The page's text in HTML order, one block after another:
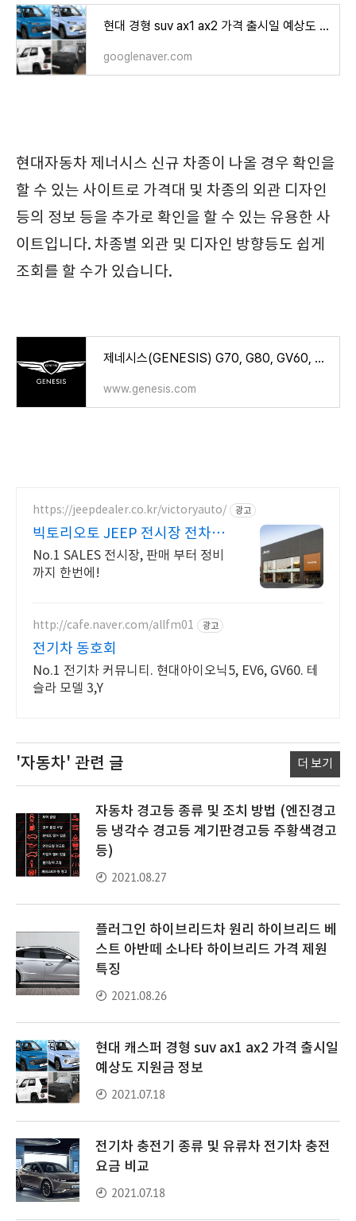
현대 경형 suv ax1 ax2 가격 출시일 예상도 지원금 정보
googlenaver.com
현대자동차 제너시스 신규 차종이 나올 경우 확인을
할 수 있는 사이트로 가격대 및 차종의 외관 디자인
등의 정보 등을 추가로 확인을 할 수 있는 유용한 사
이트입니다. 차종별 외관 및 디자인 방향등도 쉽게
조회를 할 수가 있습니다.
제네시스(GENESIS) G70, G80, GV60, GV70, GV80, G90 | 제네시스 공식 웹사이트
www.genesis.com
https://jeepdealer.co.kr/victoryauto/ 광고
빅토리오토 JEEP 전시장 전차종
시승가능,친절한 상담
No.1 SALES 전시장, 판매 부터 정비
까지 한번에!
http://cafe.naver.com/allfm01 광고
전기차 동호회
No.1 전기차 커뮤니티. 현대아이오닉5, EV6, GV60. 테
슬라 모델 3,Y
'자동차' 관련 글 더 보기
자동차 경고등 종류 및 조치 방법 (엔진경고
등 냉각수 경고등 계기판경고등 주황색경고
등)
2021.08.27
플러그인 하이브리드차 원리 하이브리드 베
스트 아반떼 소나타 하이브리드 가격 제원
특징
2021.08.26
현대 캐스퍼 경형 suv ax1 ax2 가격 출시일
예상도 지원금 정보
2021.07.18
전기차 충전기 종류 및 유류차 전기차 충전
요금 비교
2021.07.18